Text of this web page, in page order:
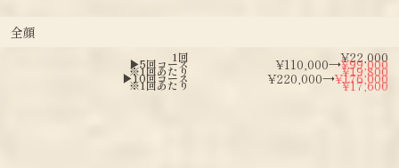
全顔
1回 ¥22,000
▶︎5回コース ¥110,000→¥99,000
※1回あたり ¥19,800
▶︎10回コース ¥220,000→¥176,000
※1回あたり ¥17,600